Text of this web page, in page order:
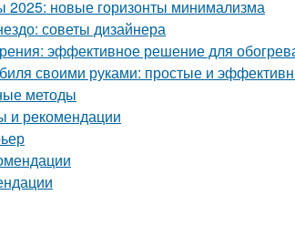
2025: новые горизонты минимализма
советы дизайнера
эффективное решение для
своими руками: простые и
методы
и рекомендации